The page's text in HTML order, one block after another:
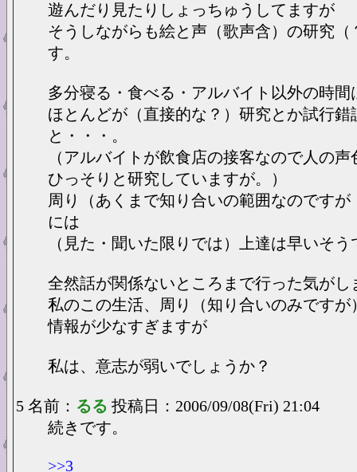
遊んだり見たりしょっちゅうしてますが
そうしながらも絵と声（歌声含）の研究（
す。
多分寝る・食べる・アルバイト以外の時間
ほとんどが（直接的な？）研究とか試行錯
と・・・。
（アルバイトが飲食店の接客なので人の
ひっそりと研究していますが。）
周り（あくまで知り合いの範囲なのですが
には
（見た・聞いた限りでは）上達は早いそ
全然話が関係ないところまで行った気がし
私のこの生活、周り（知り合いのみですが
情報が少なすぎますが
私は、意志が弱いでしょうか？
5 名前： るる 投稿日：2006/09/08(Fri) 21:04
続きです。
>>3